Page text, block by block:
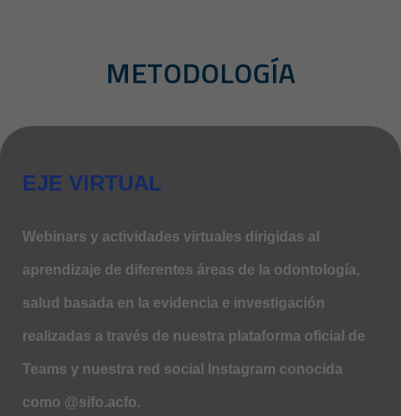
METODOLOGÍA
EJE VIRTUAL
Webinars y actividades virtuales dirigidas al
aprendizaje de diferentes áreas de la odontología,
salud basada en la evidencia e investigación
realizadas a través de nuestra plataforma oficial de
Teams y nuestra red social Instagram conocida
como @sifo.acfo.